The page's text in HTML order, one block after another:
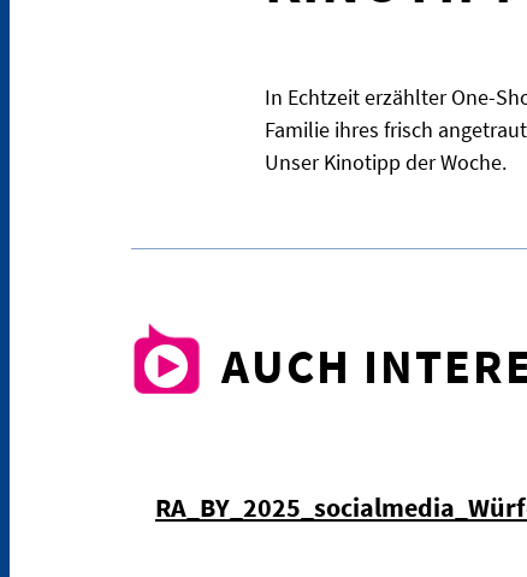
In Echtzeit erzählter One-
Familie ihres frisch
Unser Kinotipp der Woche.
AUCH